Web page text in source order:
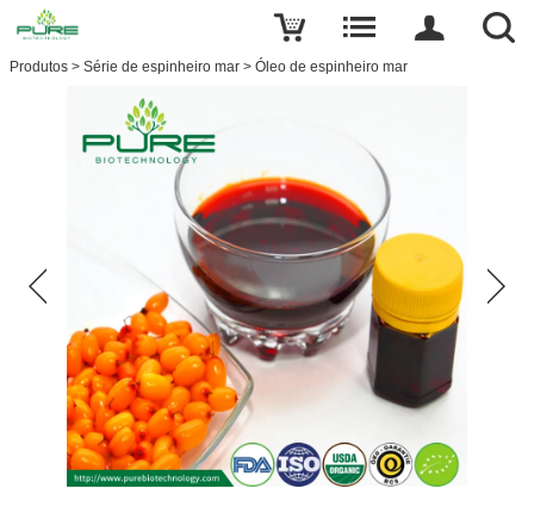
Produtos > Série de espinheiro mar > Óleo de espinheiro mar